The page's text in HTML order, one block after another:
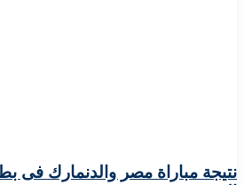
نتيجة مباراة مصر والدنمارك فى